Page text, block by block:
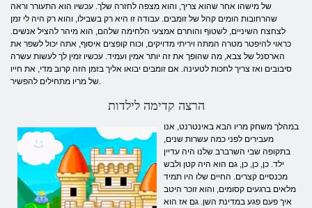
של מישהו אחר שהוא צריך, והוא מצפה לחזרה שלך. עכשיו הוא התעורר וראה
שהרחובות הומים קהל של זומבים. עבודה זו היא רק בשבילו, והוא רק היה לי זמן
לצחצח השיניים, לשטוף והוחרם אמצעי הלחימה שלהם, הוא מיהר להציל אנשים.
כראוי להיפטר מטרה המתה ויריתי מדויקים, וכוח קופצים איסוף, אתה יכול לשפר את
הארסנל של צבא, מה שהופך את זה יותר אמין ועמיד. עכשיו זמין לך לעשות עשרה
סיבובים ואז צריך לחכות לטעינה. אם זומבים יבואו אליך בזמן הזה קרוב מדי, את חייו
של מריו מתחילים להפשיר.
הרצה קדימה לילדות
במהלך משחק מריו הבא באינטרנט, אנו
מעבירים לפני כמה עשרות שנים,
בתקופה שבי השרברב שלנו היה עדיין
ילד. כן, כן, כן, גם הוא היה קטן ולבש
מכנסיים קצרים. החיים שלו היו תמיד
מלאים ברגעים קסומים, והוא זוכר היטב
איך פעם פגע במדינת השן. גם אז הוא